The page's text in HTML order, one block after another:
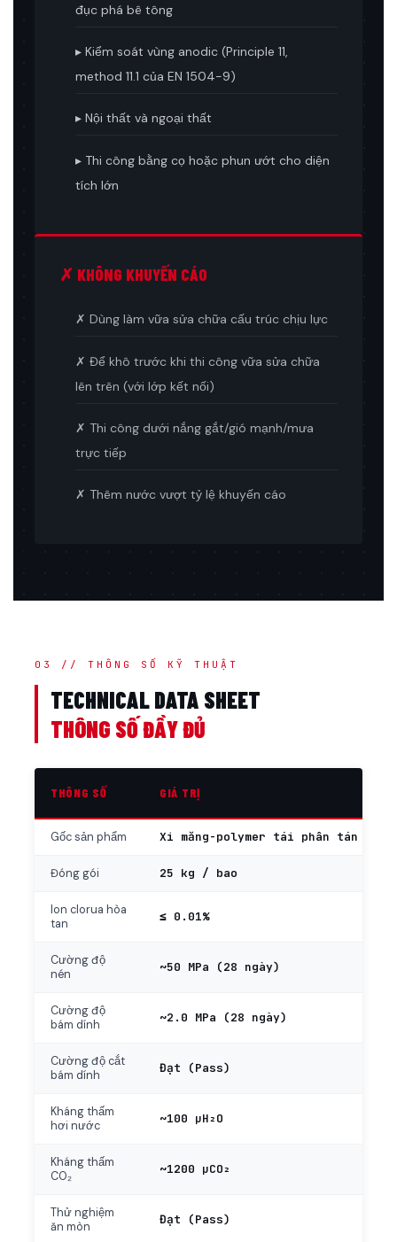
đục phá bê tông
▸ Kiểm soát vùng anodic (Principle 11,
method 11.1 của EN 1504-9)
▸ Nội thất và ngoại thất
▸ Thi công bằng cọ hoặc phun ướt cho diện
tích lớn
✗ KHÔNG KHUYẾN CÁO
✗ Dùng làm vữa sửa chữa cấu trúc chịu lực
✗ Để khô trước khi thi công vữa sửa chữa
lên trên (với lớp kết nối)
✗ Thi công dưới nắng gắt/gió mạnh/mưa
trực tiếp
✗ Thêm nước vượt tỷ lệ khuyến cáo
03 // THÔNG SỐ KỸ THUẬT
TECHNICAL DATA SHEET
THÔNG SỐ ĐẦY ĐỦ
THÔNG SỐ GIÁ TRỊ
Gốc sản phẩm Xi măng-polymer tái phân tán
Đóng gói 25 kg / bao
Ion clorua hòa
tan
≤ 0.01%
Cường độ
nén
~50 MPa (28 ngày)
Cường độ
bám dính
~2.0 MPa (28 ngày)
Cường độ cắt
bám dính
Đạt (Pass)
Kháng thấm
hơi nước
~100 µH₂O
Kháng thấm
CO₂
~1200 µCO₂
Thử nghiệm
ăn mòn
Đạt (Pass)